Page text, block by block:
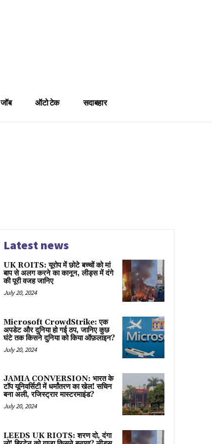
जॉब ऑटो टेक सदाबहार
Latest news
UK ROITS: यूरोप में छोटे बच्चों को मां
बाप से अलग करने का कानून, लीड्स में दंगे
की पूरी वजह जानिए
July 20, 2024
Microsoft CrowdStrike: एक
अपडेट और दुनिया हो गई ठप, जानिए कुछ
घंटे तक किसने दुनिया को किया ऑफ़लाइन?
July 20, 2024
JAMIA CONVERSION: भारत के
टॉप यूनिवर्सिटी में धर्मांतरण का खेल! सचिन
बना अली, रजिस्ट्रार मास्टरमाइंड?
July 20, 2024
LEEDS UK RIOTS: शरण दो, दंगा